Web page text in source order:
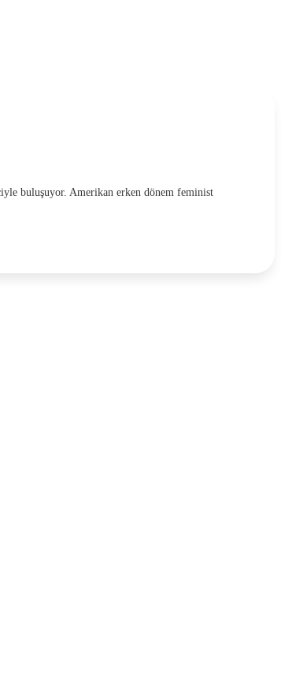
buluşuyor. Amerikan erken dönem feminist